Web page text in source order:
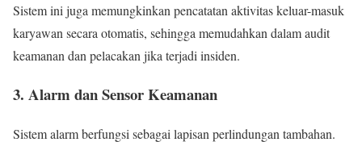
Sistem ini juga memungkinkan pencatatan aktivitas keluar-masuk
karyawan secara otomatis, sehingga memudahkan dalam audit
keamanan dan pelacakan jika terjadi insiden.
3. Alarm dan Sensor Keamanan
Sistem alarm berfungsi sebagai lapisan perlindungan tambahan.